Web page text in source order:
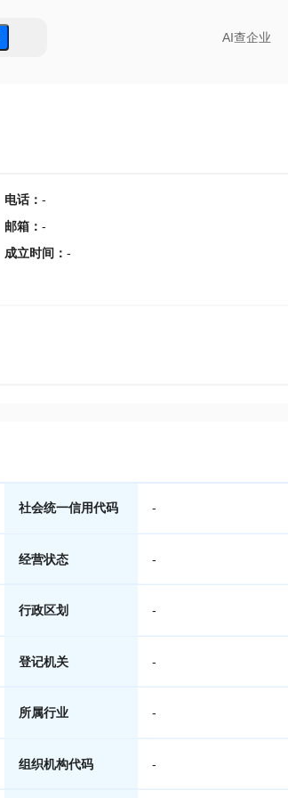
AI查企业
电话： -
邮箱 ： -
成立时间 ： -
社会统一信用代码 -
经营状态 -
行政区划 -
登记机关 -
所属行业 -
组织机构代码 -